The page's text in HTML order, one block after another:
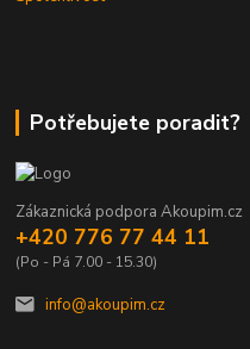
Potřebujete poradit?
Zákaznická podpora Akoupim.cz
+420 776 77 44 11
(Po - Pá 7.00 - 15.30)
info@akoupim.cz